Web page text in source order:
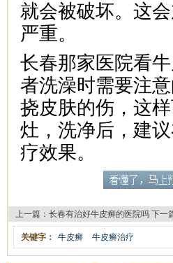
就会被破坏。这
严重。
长春那家医院看
者洗澡时需要注
挠皮肤的伤，这
灶，洗净后，建
疗效果。
上一篇： 长春有治好牛皮癣的医院吗 下一
关键字： 牛皮癣 牛皮癣治疗